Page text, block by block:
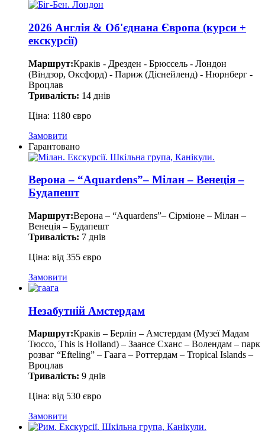
2026 Англія & Об'єднана Європа (курси +
екскурсії)
Маршрут:Краків - Дрезден - Брюссель - Лондон
(Віндзор, Оксфорд) - Париж (Діснейленд) - Нюрнберг -
Вроцлав
Тривалість: 14 днів
Ціна: 1180 євро
Замовити
Гарантовано
Верона – “Aquardens”– Мілан – Венеція –
Будапешт
Маршрут:Верона – “Aquardens”– Сірміоне – Мілан –
Венеція – Будапешт
Тривалість: 7 днів
Ціна: від 355 євро
Замовити
Незабутній Амстердам
Маршрут:Краків – Берлін – Амстердам (Музеї Мадам
Тюссо, This is Holland) – Заансе Сханс – Волендам – парк
розваг “Efteling” – Гаага – Роттердам – Tropical Islands –
Вроцлав
Тривалість: 9 днів
Ціна: від 530 євро
Замовити